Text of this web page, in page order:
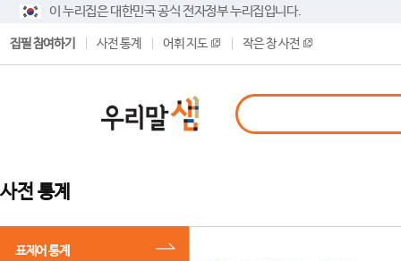
이 누리집은 대한민국 공식 전자정부 누리집입니다.
집필 참여하기 사전 통계 어휘 지도 작은 창 사전
사전 통계
표제어 통계